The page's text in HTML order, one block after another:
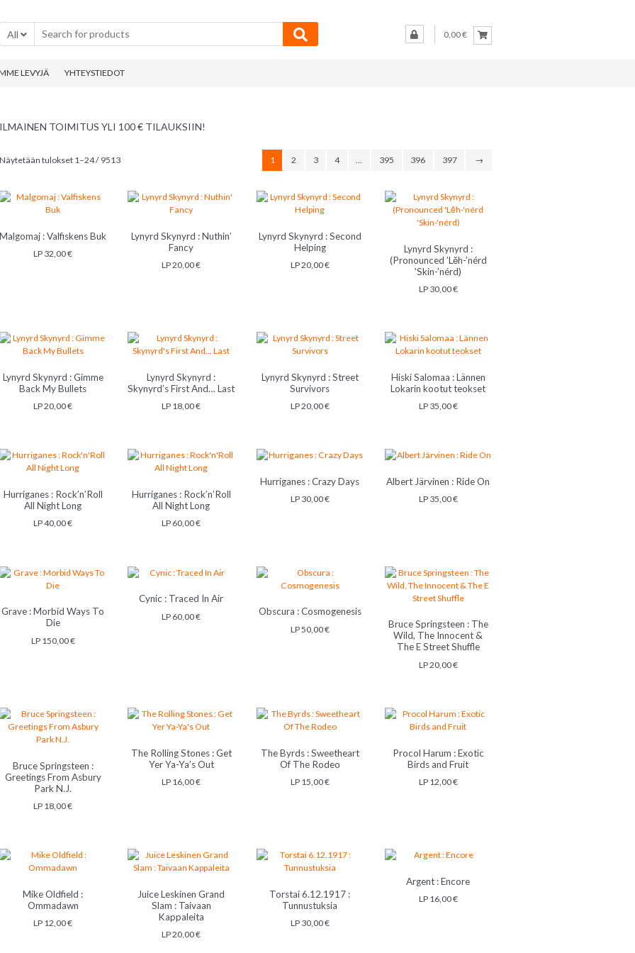
All 0,00 €
LEVYJÄ YHTEYSTIEDOT
ILMAINEN TOIMITUS YLI 100 € TILAUKSIIN!
Näytetään tulokset 1–24 / 9513Sorted
1 2 3 4 395 396 397 →
Malgomaj : Valfiskens Buk
LP 32,00€
Lynyrd Skynyrd : Nuthin’
Fancy
LP20,00€
Lynyrd Skynyrd : Second
Helping
LP20,00€
Lynyrd Skynyrd :
(Pronounced ’Lĕh-’nérd
’Skin-’nérd)
LP 30,00€
Lynyrd Skynyrd : Gimme
Back My Bullets
LP20,00€
Lynyrd Skynyrd :
Skynyrd’s First And… Last
LP 18,00€
Lynyrd Skynyrd : Street
Survivors
LP20,00€
Hiski Salomaa : Lännen
Lokarin kootut teokset
LP 35,00€
Hurriganes : Rock’n’Roll
All Night Long
LP40,00€
Hurriganes : Rock’n’Roll
All Night Long
LP 60,00€
Hurriganes : Crazy Days
LP 30,00€
Albert Järvinen : Ride On
LP 35,00€
Grave : Morbid Ways To
Die
LP 150,00€
Cynic : Traced In Air
LP 60,00€ Obscura : Cosmogenesis
LP50,00€
Bruce Springsteen : The
Wild, The Innocent &
The E Street Shuffle
LP20,00€
Bruce Springsteen :
Greetings From Asbury
Park N.J.
LP 18,00€
The Rolling Stones : Get
Yer Ya-Ya’s Out
LP 16,00€
The Byrds : Sweetheart
Of The Rodeo
LP 15,00€
Procol Harum : Exotic
Birds and Fruit
LP 12,00€
Mike Oldfield :
Ommadawn
LP 12,00€
Juice Leskinen Grand
Slam : Taivaan
Kappaleita
LP20,00€
Torstai 6.12.1917 ‎:
Tunnustuksia
LP 30,00€
Argent : Encore
LP 16,00€